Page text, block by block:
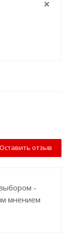
Оставить отзыв
-
мнением